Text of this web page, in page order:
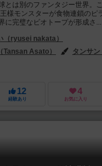
とは別のファンタジー世界。
様モンスターが食物連鎖のピ
に完璧なビオトープが形成さ...
（ryusei nakata）
Tansan Asato）
タンサン
12
経験あり
4
お気に入り